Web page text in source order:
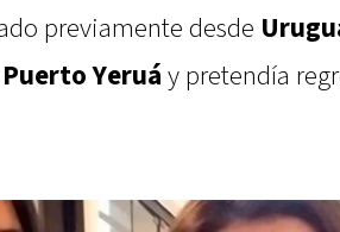
previamente desde
Puerto Yeruá y pretendía